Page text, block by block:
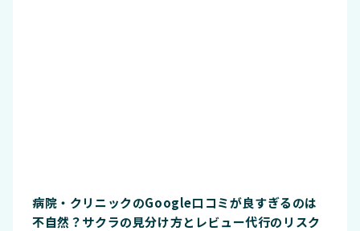
病院・クリニックのGoogle口コミが良すぎるのは
不自然？サクラの見分け方とレビュー代行のリスク